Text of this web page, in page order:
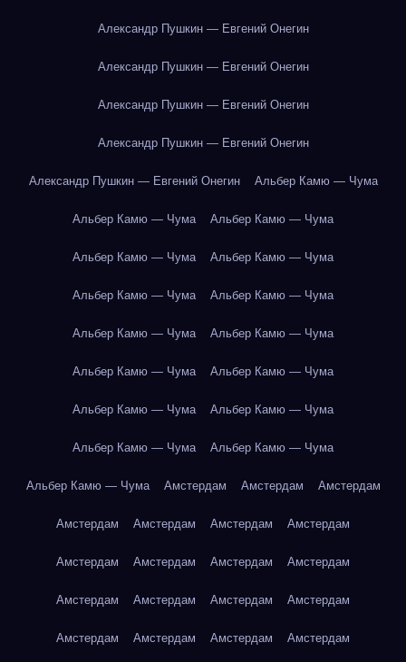
Александр Пушкин — Евгений Онегин
Александр Пушкин — Евгений Онегин
Александр Пушкин — Евгений Онегин
Александр Пушкин — Евгений Онегин
Александр Пушкин — Евгений Онегин Альбер Камю — Чума
Альбер Камю — Чума Альбер Камю — Чума
Альбер Камю — Чума Альбер Камю — Чума
Альбер Камю — Чума Альбер Камю — Чума
Альбер Камю — Чума Альбер Камю — Чума
Альбер Камю — Чума Альбер Камю — Чума
Альбер Камю — Чума Альбер Камю — Чума
Альбер Камю — Чума Альбер Камю — Чума
Альбер Камю — Чума Амстердам Амстердам Амстердам
Амстердам Амстердам Амстердам Амстердам
Амстердам Амстердам Амстердам Амстердам
Амстердам Амстердам Амстердам Амстердам
Амстердам Амстердам Амстердам Амстердам